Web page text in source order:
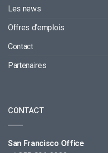
Les news
Offres d’emplois
Contact
Partenaires
CONTACT
San Francisco Office